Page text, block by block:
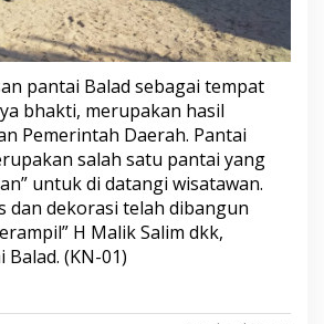
pantai Balad sebagai tempat
bhakti, merupakan hasil
Pemerintah Daerah. Pantai
salah satu pantai yang
untuk di datangi wisatawan.
dan dekorasi telah dibangun
H Malik Salim dkk,
(KN-01)